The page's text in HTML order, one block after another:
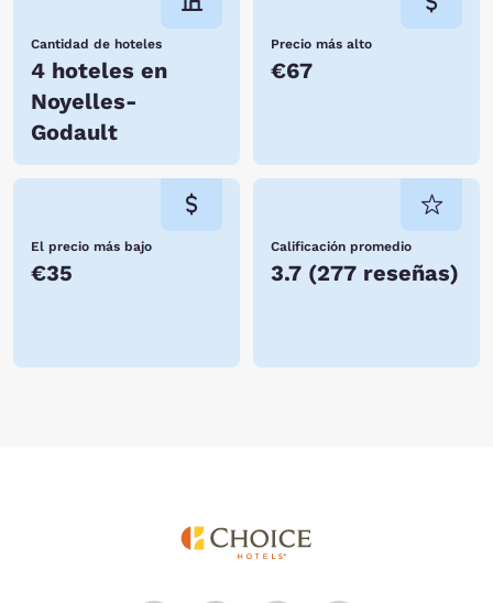
Cantidad de hoteles
4 hoteles en
Noyelles-
Godault
Precio más alto
€67
El precio más bajo
€35
Calificación promedio
3.7 (277 reseñas)